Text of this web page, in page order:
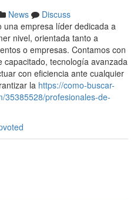
News
Discuss
una empresa líder dedicada a
nivel, orientada tanto a
o empresas. Contamos con
capacitado, tecnología avanzada
con eficiencia ante cualquier
la https://como-buscar-
35385528/profesionales-de-